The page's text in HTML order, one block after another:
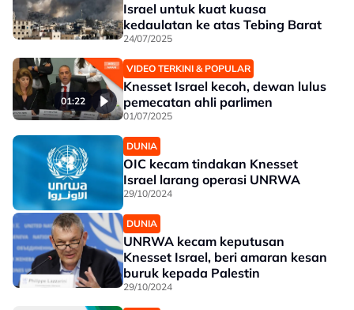
Israel untuk kuat kuasa
kedaulatan ke atas Tebing Barat
24/07/2025
01:22
VIDEO TERKINI & POPULAR
Knesset Israel kecoh, dewan lulus
pemecatan ahli parlimen
01/07/2025
DUNIA
OIC kecam tindakan Knesset
Israel larang operasi UNRWA
29/10/2024
DUNIA
UNRWA kecam keputusan
Knesset Israel, beri amaran kesan
buruk kepada Palestin
29/10/2024